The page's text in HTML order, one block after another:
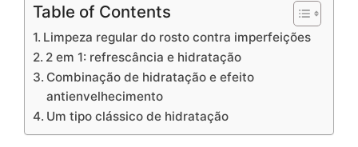
Table of Contents
Limpeza regular do rosto contra imperfeições
2 em 1: refrescância e hidratação
Combinação de hidratação e efeito
antienvelhecimento
Um tipo clássico de hidratação